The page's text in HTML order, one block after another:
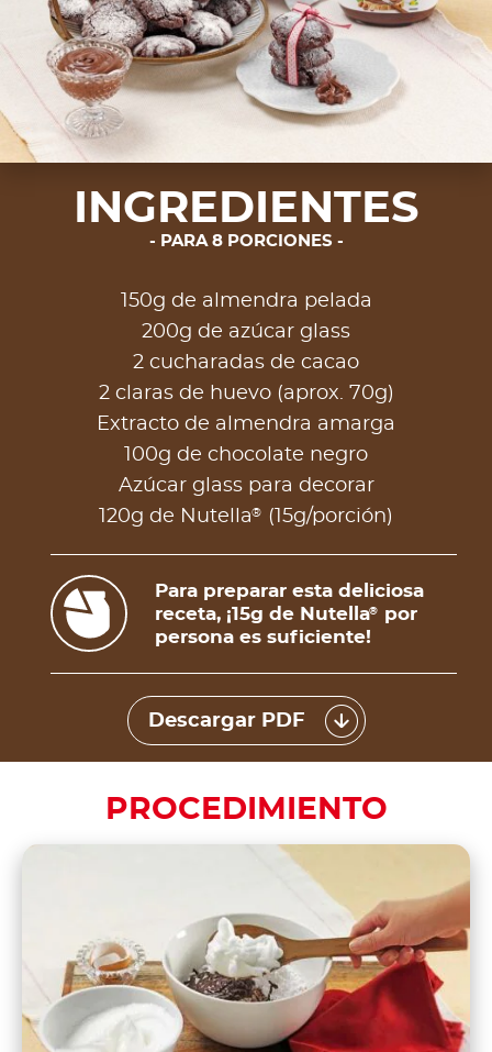
INGREDIENTES
PARA 8 PORCIONES
150g de almendra pelada
200g de azúcar glass
2 cucharadas de cacao
2 claras de huevo (aprox. 70g)
Extracto de almendra amarga
100g de chocolate negro
Azúcar glass para decorar
120g de Nutella® (15g/porción)
Para preparar esta deliciosa
receta, ¡15g de Nutella®
por
persona es suficiente!
Descargar PDF
PROCEDIMIENTO